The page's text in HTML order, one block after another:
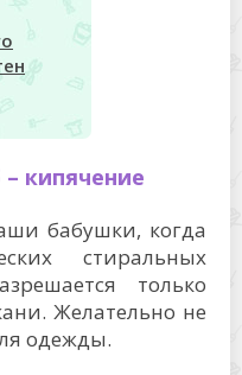
кипячение
бабушки, когда
стиральных
только
Желательно не
одежды.